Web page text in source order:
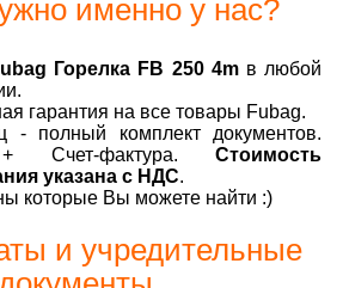
именно у нас?
Горелка FB 250 4mв любой
гарантия на все товары Fubag.
- полный комплект документов.
Счет-фактура. Стоимость
указана с НДС.
которые Вы можете найти :)
и учредительные